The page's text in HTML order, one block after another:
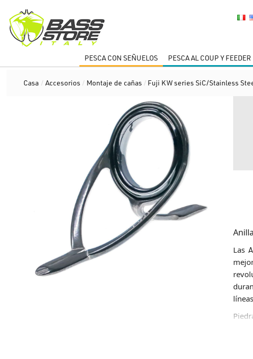
PESCA CON SEÑUELOS PESCA AL COUP Y FEEDER
Casa / Accesorios / Montaje de cañas / Fuji KW series SiC/Stainless
Las